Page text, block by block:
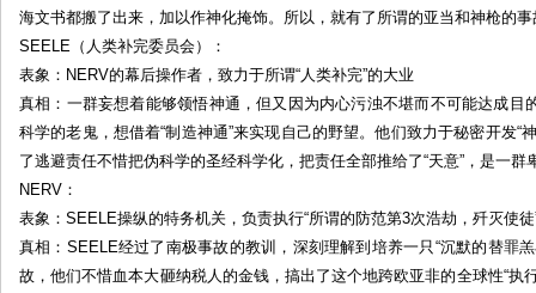
海文书都搬了出来，加以作神化掩饰。所以，就有了所谓的亚当和神枪的事
SEELE（人类补完委员会）：
表象：NERV的幕后操作者，致力于所谓“人类补完”的大业
真相：一群妄想着能够领悟神通，但又因为内心污浊不堪而不可能达成目
科学的老鬼，想借着“制造神通”来实现自己的野望。他们致力于秘密开发“
了逃避责任不惜把伪科学的圣经科学化，把责任全部推给了“天意”，是一群
NERV：
表象：SEELE操纵的特务机关，负责执行“所谓的防范第3次浩劫，歼灭使徒
真相：SEELE经过了南极事故的教训，深刻理解到培养一只“沉默的替罪
故，他们不惜血本大砸纳税人的金钱，搞出了这个地跨欧亚非的全球性“执